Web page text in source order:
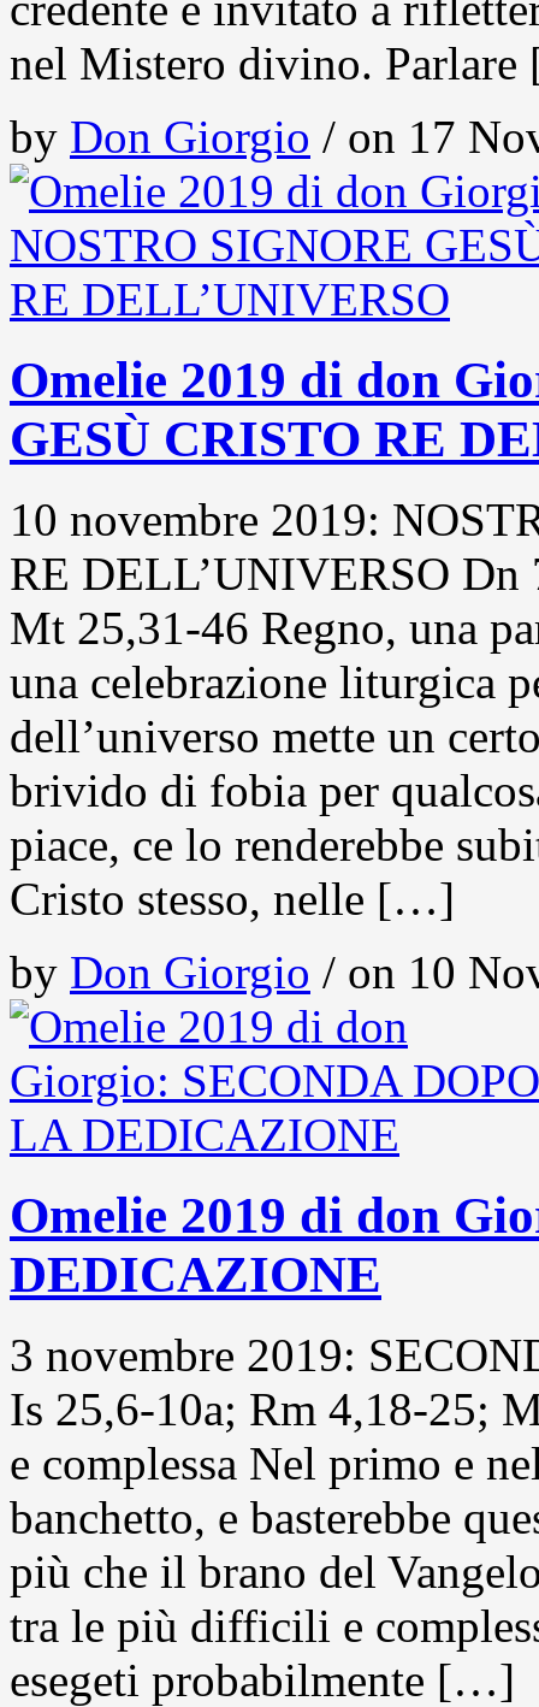
nel Mistero divino.
by Don Giorgio / on 17
Omelie 2019 di don
GESÙ CRISTO RE
10 novembre 2019:
RE DELL’UNIVERSO Dn
Mt 25,31-46 Regno, una
una celebrazione liturgica
dell’universo mette un
brivido di fobia per
piace, ce lo renderebbe
Cristo stesso, nelle […]
by Don Giorgio / on 10
Omelie 2019 di don
DEDICAZIONE
3 novembre 2019:
Is 25,6-10a; Rm 4,18-25;
e complessa Nel primo e
banchetto, e basterebbe
più che il brano del
tra le più difficili e
esegeti probabilmente […]